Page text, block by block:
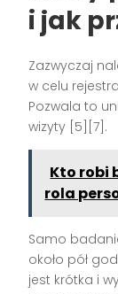
i jak
Zazwyczaj
w celu
Pozwala to
wizyty [5][7].
Kto robi
rola
Samo
około pół
jest krótka i